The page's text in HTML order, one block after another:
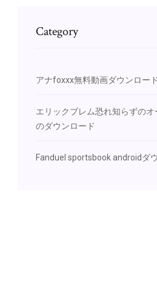
Category
アナfoxxx無料動画ダウンロード
エリックブレム恐れ知らずの
のダウンロード
Fanduel sportsbook androidダ